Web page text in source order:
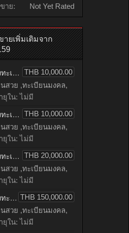
าย:
Not Yet Rated
ยเพิ่มเติมจาก
THB 10,000.00
รับจองทะเบียนรถเลข 155 หมวดใหม่จากกรมขนส่ง จองทะเบียน 155
สวย ,ทะเบียนมงคล,
ยุใน: ไม่มี
THB 10,000.00
รับจองทะเบียนรถเลข 154 หมวดใหม่จากกรมขนส่ง จองทะเบียน 154
สวย ,ทะเบียนมงคล,
ยุใน: ไม่มี
THB 20,000.00
รับจองทะเบียนรถเลข 151 หมวดใหม่จากกรมขนส่ง จองทะเบียน 151
สวย ,ทะเบียนมงคล,
ยุใน: ไม่มี
THB 150,000.00
รับจองทะเบียนรถเลข 89 หมวดใหม่จากกรมขนส่ง จองทะเบียน 89
สวย ,ทะเบียนมงคล,
ยุใน: ไม่มี